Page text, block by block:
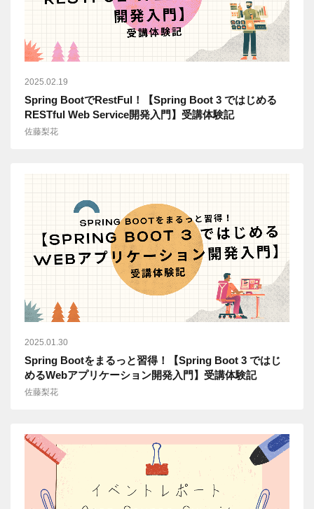
2025.02.19
Spring BootでRestFul！【Spring Boot 3 ではじめる
RESTful Web Service開発入門】受講体験記
佐藤梨花
2025.01.30
Spring Bootをまるっと習得！【Spring Boot 3 ではじ
めるWebアプリケーション開発入門】受講体験記
佐藤梨花